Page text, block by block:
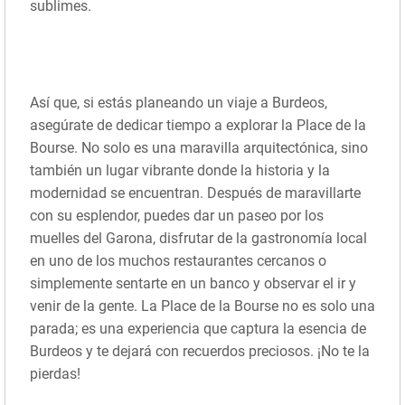
sublimes.
Así que, si estás planeando un viaje a Burdeos,
asegúrate de dedicar tiempo a explorar la Place de la
Bourse. No solo es una maravilla arquitectónica, sino
también un lugar vibrante donde la historia y la
modernidad se encuentran. Después de maravillarte
con su esplendor, puedes dar un paseo por los
muelles del Garona, disfrutar de la gastronomía local
en uno de los muchos restaurantes cercanos o
simplemente sentarte en un banco y observar el ir y
venir de la gente. La Place de la Bourse no es solo una
parada; es una experiencia que captura la esencia de
Burdeos y te dejará con recuerdos preciosos. ¡No te la
pierdas!